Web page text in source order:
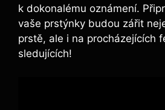
k dokonalému oznámení.
vaše prstýnky budou zářit
prstě, ale i na procházejících
sledujících!